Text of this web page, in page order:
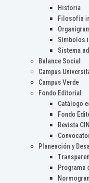
Historia
Filosofía
Símbolos
Sistema
Balance Social
Campus
Campus Verde
Fondo Editorial
Catálogo
Fondo
Revista
Planeación y
Programa